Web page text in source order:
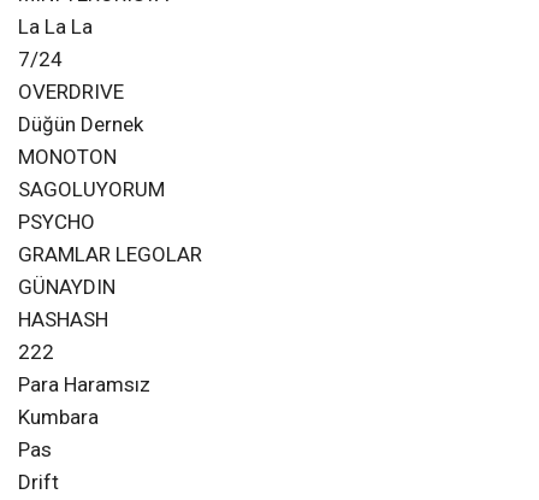
La La La
7/24
OVERDRIVE
Düğün Dernek
MONOTON
SAGOLUYORUM
PSYCHO
GRAMLAR LEGOLAR
GÜNAYDIN
HASHASH
222
Para Haramsız
Kumbara
Pas
Drift